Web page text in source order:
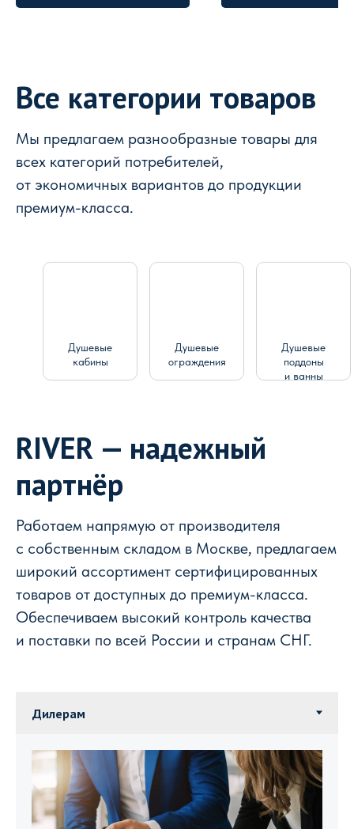
Все категории товаров
Мы предлагаем разнообразные товары для
всех категорий потребителей,
от экономичных вариантов до продукции
премиум-класса.
Душевые
кабины
Душевые
ограждения
Душевые
поддоны
и ванны
RIVER — надежный
партнёр
Работаем напрямую от производителя
с собственным складом в Москве, предлагаем
широкий ассортимент сертифицированных
товаров от доступных до премиум-класса.
Обеспечиваем высокий контроль качества
и поставки по всей России и странам СНГ.